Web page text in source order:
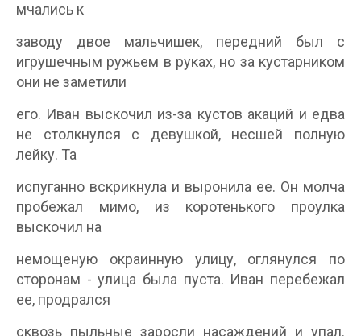
мчались к
заводу двое мальчишек, передний был с
игрушечным ружьем в руках, но за кустарником
они не заметили
его. Иван выскочил из-за кустов акаций и едва
не столкнулся с девушкой, несшей полную
лейку. Та
испуганно вскрикнула и выронила ее. Он молча
пробежал мимо, из коротенького проулка
выскочил на
немощеную окраинную улицу, оглянулся по
сторонам - улица была пуста. Иван перебежал
ее, продрался
сквозь пыльные заросли насаждений и упал.